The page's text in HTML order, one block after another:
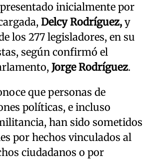
inicialmente por
Delcy Rodríguez, y
los 277 legisladores, en su
según confirmó el
Jorge Rodríguez.
que personas de
políticas, e incluso
han sido sometidos
por hechos vinculados al
ciudadanos o por